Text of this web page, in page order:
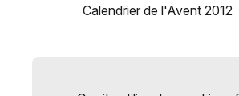
Calendrier de l'Avent 2012